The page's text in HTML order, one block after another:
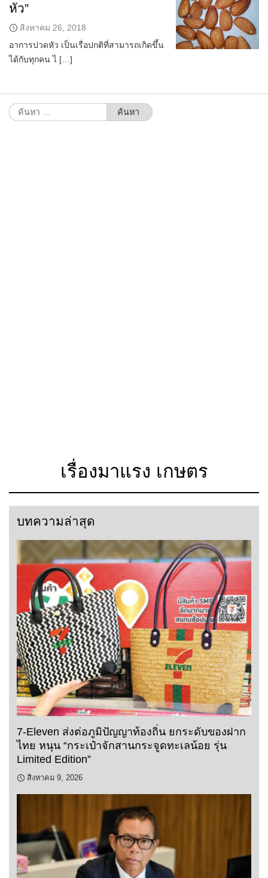
หัว”
สิงหาคม 26, 2018
อาการปวดหัว เป็นเรื่อปกติที่สามารถเกิดขึ้น
ได้กับทุกคน ไ […]
ค้นหา
สำหรับ:
เรื่องมาแรง เกษตร
บทความล่าสุด
7-Eleven ส่งต่อภูมิปัญญาท้องถิ่น ยกระดับของฝาก
ไทย หนุน “กระเป๋าจักสานกระจูดทะเลน้อย รุ่น
Limited Edition”
สิงหาคม 9, 2026